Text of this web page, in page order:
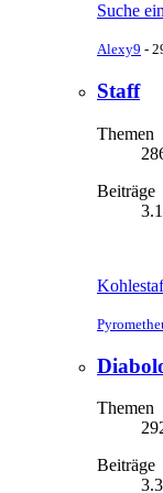
Suche
Alexy9 -
Staff
Themen
Beiträge
Themen
Beiträge